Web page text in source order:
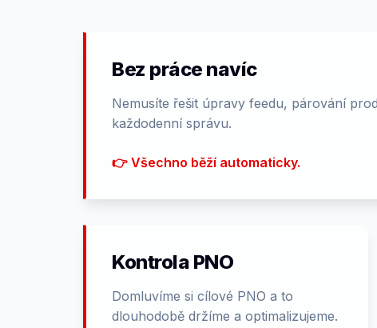
Bez práce navíc
Nemusíte řešit úpravy feedu, párování
každodenní správu.
👉 Všechno běží automaticky.
Kontrola PNO
Domluvíme si cílové PNO a to
dlouhodobě držíme a optimalizujeme.